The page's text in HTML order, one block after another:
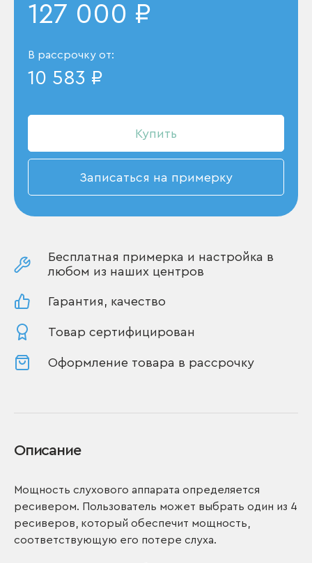
127 000 ₽
В рассрочку от:
10 583 ₽
Купить
Записаться на примерку
Бесплатная примерка и настройка в
любом из наших центров
Гарантия, качество
Товар сертифицирован
Оформление товара в рассрочку
Описание
Мощность слухового аппарата определяется
ресивером. Пользователь может выбрать один из 4
ресиверов, который обеспечит мощность,
соответствующую его потере слуха.